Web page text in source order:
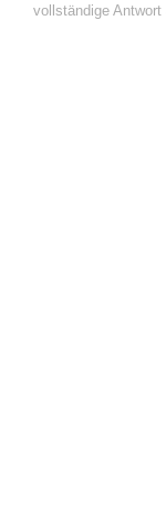
vollständige